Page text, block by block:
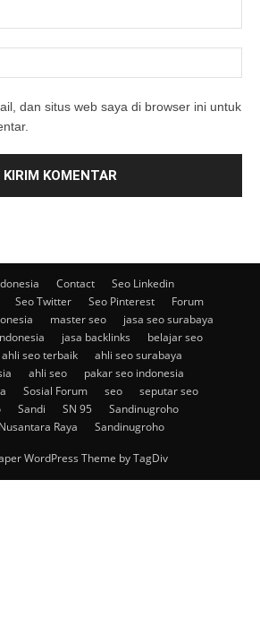
dan situs web saya di browser ini untuk
Contact
Seo Linkedin
Seo Twitter Seo Pinterest
Forum
master seo
jasa seo surabaya
jasa backlinks
belajar seo
ahli seo terbaik
ahli seo surabaya
ahli seo
pakar seo indonesia
Sosial Forum seo
seputar seo
Sandi SN 95
Sandinugroho
Raya
Sandinugroho
WordPress Theme by TagDiv